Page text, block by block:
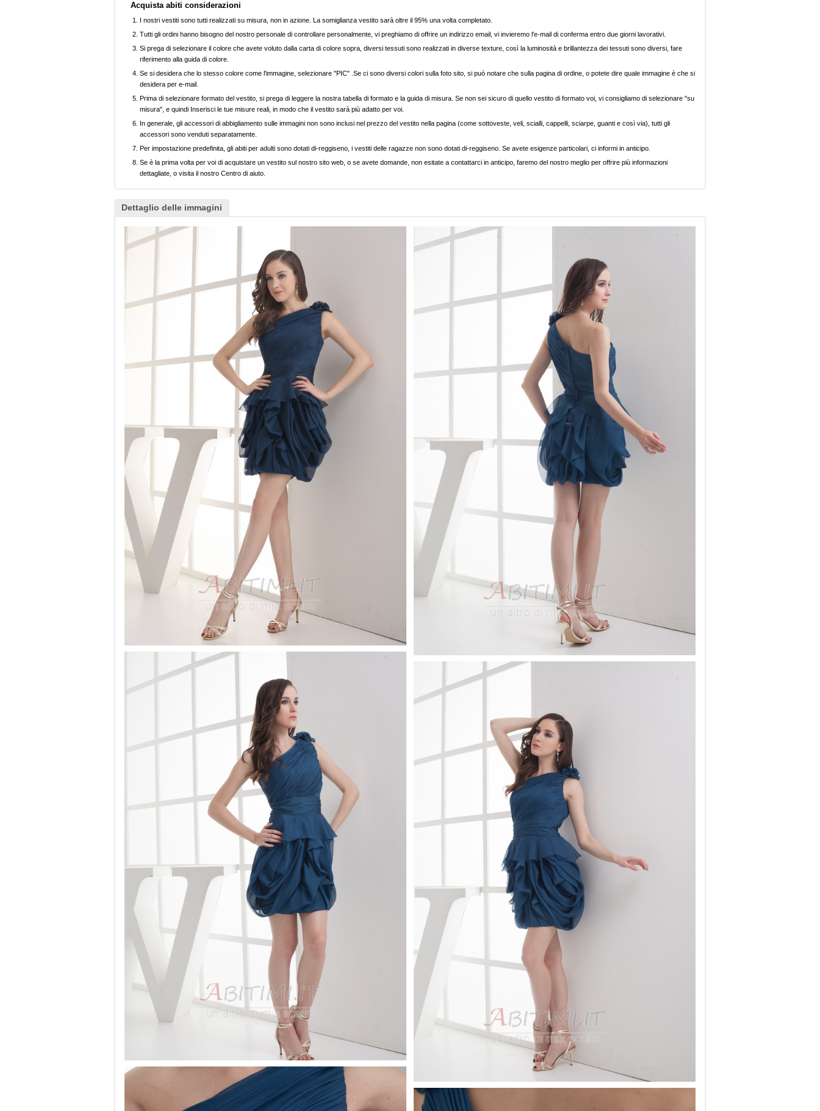
Acquista abiti considerazioni
I nostri vestiti sono tutti realizzati su misura, non in azione. La somiglianza vestito sarà oltre il 95% una volta completato.
Tutti gli ordini hanno bisogno del nostro personale di controllare personalmente, vi preghiamo di offrire un indirizzo email, vi invieremo l'e-mail di conferma entro due giorni lavorativi.
Si prega di selezionare il colore che avete voluto dalla carta di colore sopra, diversi tessuti sono realizzati in diverse texture, così la luminosità e brillantezza dei tessuti sono diversi, fare
riferimento alla guida di colore.
Se si desidera che lo stesso colore come l'immagine, selezionare "PIC" .Se ci sono diversi colori sulla foto sito, si può notare che sulla pagina di ordine, o potete dire quale immagine è che si
desidera per e-mail.
Prima di selezionare formato del vestito, si prega di leggere la nostra tabella di formato e la guida di misura. Se non sei sicuro di quello vestito di formato voi, vi consigliamo di selezionare "su
misura", e quindi Inserisci le tue misure reali, in modo che il vestito sarà più adatto per voi.
In generale, gli accessori di abbigliamento sulle immagini non sono inclusi nel prezzo del vestito nella pagina (come sottoveste, veli, scialli, cappelli, sciarpe, guanti e così via), tutti gli
accessori sono venduti separatamente.
Per impostazione predefinita, gli abiti per adulti sono dotati di-reggiseno, i vestiti delle ragazze non sono dotati di-reggiseno. Se avete esigenze particolari, ci informi in anticipo.
Se è la prima volta per voi di acquistare un vestito sul nostro sito web, o se avete domande, non esitate a contattarci in anticipo, faremo del nostro meglio per offrire più informazioni
dettagliate, o visita il nostro Centro di aiuto.
Dettaglio delle immagini